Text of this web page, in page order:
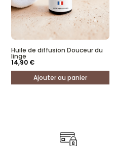
Huile de diffusion Douceur du
linge
14,90 €
Ajouter au panier